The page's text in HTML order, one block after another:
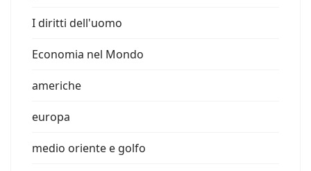
I diritti dell'uomo
Economia nel Mondo
americhe
europa
medio oriente e golfo